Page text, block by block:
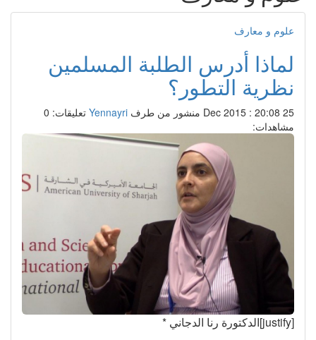
علوم و معارف
لماذا أدرس الطلبة المسلمين
نظرية التطور؟
25 Dec 2015 : 20:08 منشور من طرفYennayri تعليقات: 0
مشاهدات: